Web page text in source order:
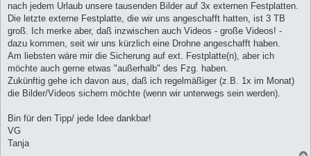
nach jedem Urlaub unsere tausenden Bilder auf 3x externen Festplatten.
Die letzte externe Festplatte, die wir uns angeschafft hatten, ist 3 TB
groß. Ich merke aber, daß inzwischen auch Videos - große Videos! -
dazu kommen, seit wir uns kürzlich eine Drohne angeschafft haben.
Am liebsten wäre mir die Sicherung auf ext. Festplatte(n), aber ich
möchte auch gerne etwas "außerhalb" des Fzg. haben.
Zukünftig gehe ich davon aus, daß ich regelmäßiger (z.B. 1x im Monat)
die Bilder/Videos sichern möchte (wenn wir unterwegs sein werden).
Bin für den Tipp/ jede Idee dankbar!
VG
Tanja